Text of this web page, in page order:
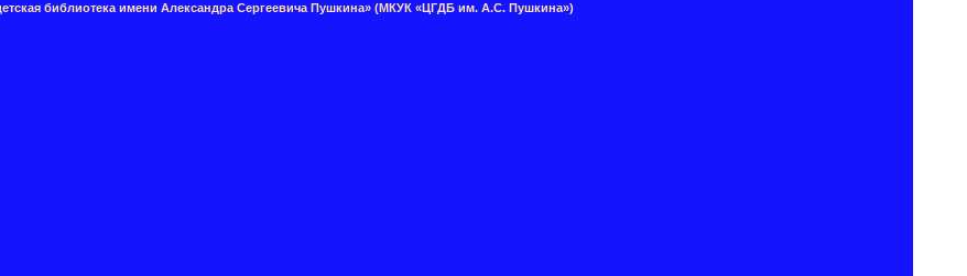
библиотека имени Александра Сергеевича Пушкина» (МКУК «ЦГДБ им. А.С. Пушкина»)